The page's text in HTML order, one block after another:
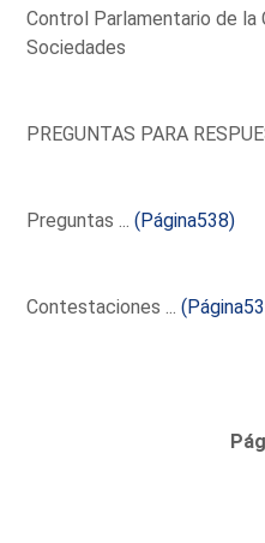
Control Parlamentario de la
Sociedades
PREGUNTAS PARA
Preguntas ...(Página538)
Contestaciones ...